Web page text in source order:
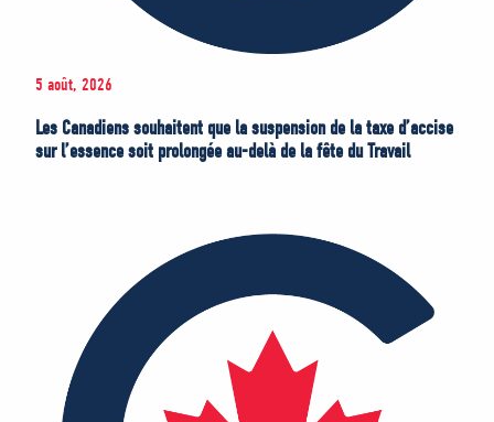
5 août, 2026
Les Canadiens souhaitent que la suspension de la taxe d’accise
sur l’essence soit prolongée au-delà de la fête du Travail